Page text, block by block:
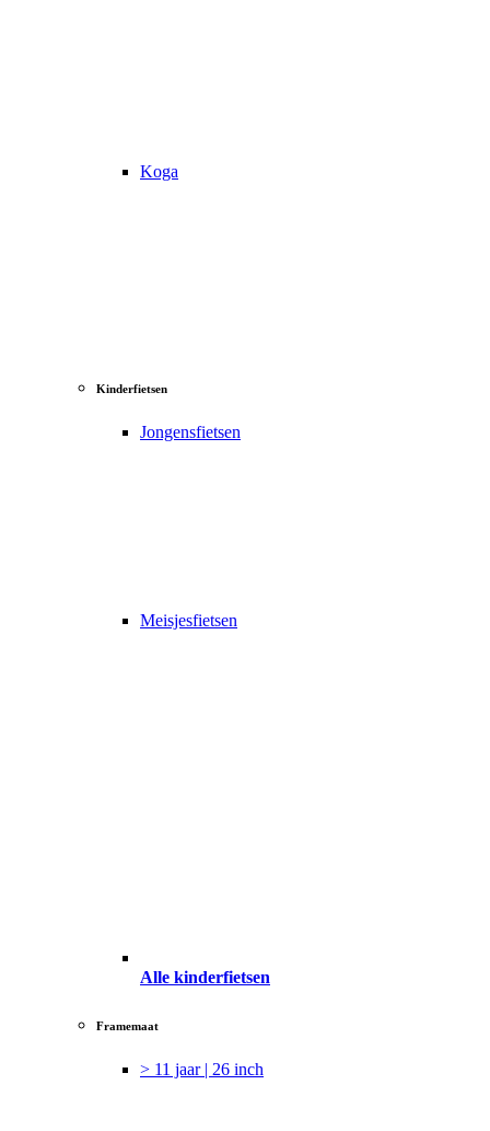
Koga
Kinderfietsen
Jongensfietsen
Meisjesfietsen
Alle kinderfietsen
Framemaat
> 11 jaar | 26 inch